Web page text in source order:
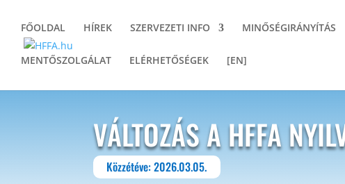
FŐOLDAL HÍREK SZERVEZETI INFO MINŐSÉGIRÁNYÍTÁS
MENTŐSZOLGÁLAT ELÉRHETŐSÉGEK [EN]
VÁLTOZÁS A HFFA
Közzétéve: 2026.03.05.